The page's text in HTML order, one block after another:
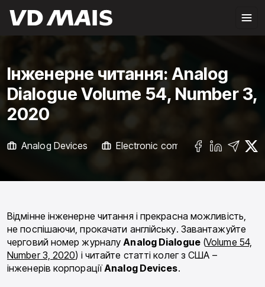
Інженерне читання: Analog
Dialogue Volume 54, Number 3,
2020
Analog Devices Electronic components УСІ
Відмінне інженерне читання і прекрасна можливість,
не поспішаючи, прокачати англійську. Завантажуйте
черговий номер журналуAnalog Dialogue(Volume 54,
Number 3, 2020) і читайте статті колег з США –
інженерів корпораціїAnalog Devices.